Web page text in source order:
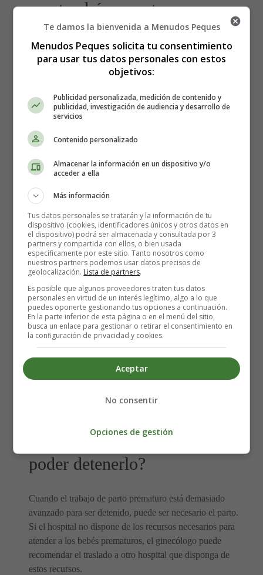
que tendrá un parto
prematuro?
Es difícil para los profesionales sanitarios predecir qué
objetivos del seguimiento y el tratamiento son reducir el
riesgo de parto prematuro y proteger tu salud y la del
¿Cómo se controla el parto
prematuro?
El ginecólogo tratará el parto prematuro en función de lo
que considere mejor para tu salud y la del feto. Si el feto
se beneficia por retrasar en el parto, se pueden
administrar medicamentos para:
Ayudar a que los órganos maduren más rápidamente.
Reducir el riesgo de ciertas complicaciones.
Intentar retrasar el parto durante un breve periodo de
tiempo.
⇒
Prematuros
demasiado avanzado para
poder detenerlo?
Cuando el trabajo de parto prematuro está demasiado
avanzado para ser detenido, puede ser necesario el parto.
Si el hospital no dispone de los recursos necesarios para
atender a los bebés prematuros, el ginecólogo puede
recomendar el traslado a otro hospital que disponga de
estos recursos.
Te damos la bienvenida a Menudos Peques
Menudos Peques solicita tu consentimiento
para usar tus datos personales con estos
objetivos:
Publicidad personalizada, medición de contenido y
publicidad, investigación de audiencia y desarrollo de
servicios
Contenido personalizado
Almacenar la información en un dispositivo y/o
acceder a ella
Más información
Tus datos personales se tratarán y la información de tu
dispositivo (cookies, identificadores únicos y otros datos en
el dispositivo) podrá ser almacenada y consultada por 3
partners y compartida con ellos, o bien usada
específicamente por este sitio. Tanto nosotros como
nuestros partners podemos usar datos precisos de
geolocalización. Lista de partners.
Es posible que algunos proveedores traten tus datos
personales en virtud de un interés legítimo, algo a lo que
puedes oponerte gestionando tus opciones a continuación.
En la parte inferior de esta página o en el menú del sitio,
busca un enlace para gestionar o retirar el consentimiento en
la configuración de privacidad y cookies.
Aceptar
No consentir
Opciones de gestión